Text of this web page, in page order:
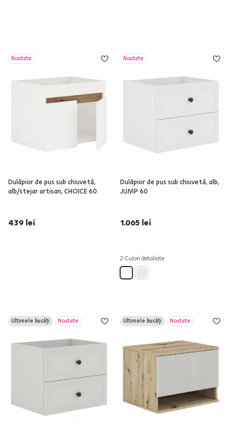
Noutate
Dulăpior de pus sub chiuvetă,
alb/stejar artisan, CHOICE 60
439 lei
Noutate
Dulăpior de pus sub chiuvetă, alb,
JUMP 60
1.065 lei
2 Culori detaliate
Ultimele bucăți Noutate Ultimele bucăți Noutate